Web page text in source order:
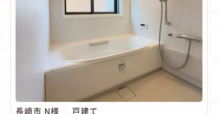
長崎市 N様 戸建て